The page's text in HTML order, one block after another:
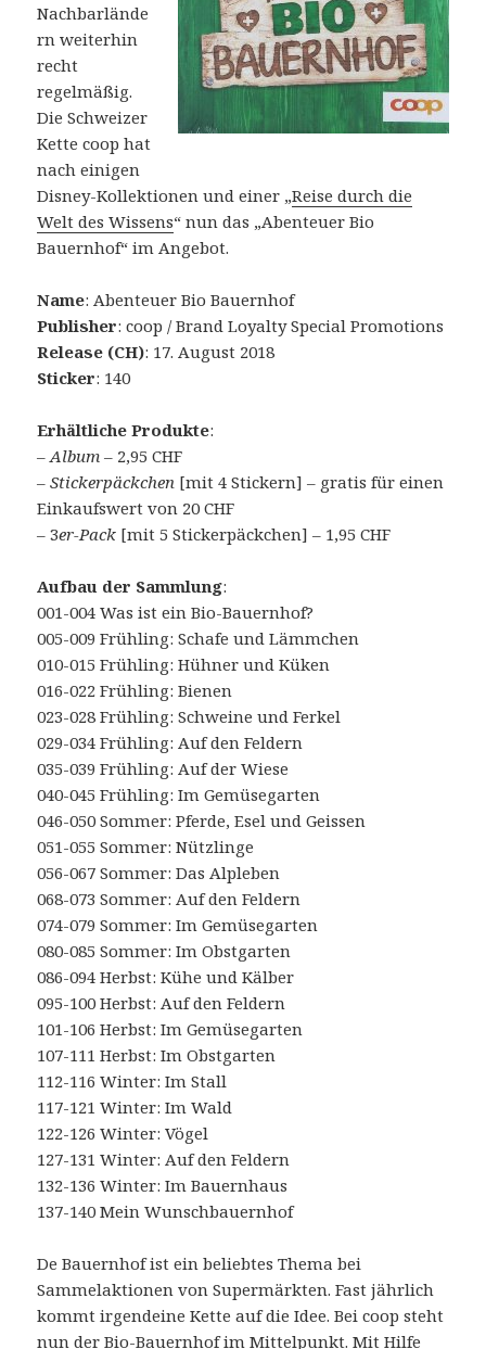
Nachbarlände
rn weiterhin
recht
regelmäßig.
Die Schweizer
Kette coop hat
nach einigen
Disney-Kollektionen und einer „Reise durch die
Welt des Wissens“ nun das „Abenteuer Bio
Bauernhof“ im Angebot.
Name: Abenteuer Bio Bauernhof
Publisher: coop / Brand Loyalty Special Promotions
Release (CH): 17. August 2018
Sticker: 140
Erhältliche Produkte:
–Album – 2,95 CHF
–Stickerpäckchen [mit 4 Stickern] – gratis für einen
Einkaufswert von 20 CHF
– 3er-Pack [mit 5 Stickerpäckchen] – 1,95 CHF
Aufbau der Sammlung:
001-004 Was ist ein Bio-Bauernhof?
005-009 Frühling: Schafe und Lämmchen
010-015 Frühling: Hühner und Küken
016-022 Frühling: Bienen
023-028 Frühling: Schweine und Ferkel
029-034 Frühling: Auf den Feldern
035-039 Frühling: Auf der Wiese
040-045 Frühling: Im Gemüsegarten
046-050 Sommer: Pferde, Esel und Geissen
051-055 Sommer: Nützlinge
056-067 Sommer: Das Alpleben
068-073 Sommer: Auf den Feldern
074-079 Sommer: Im Gemüsegarten
080-085 Sommer: Im Obstgarten
086-094 Herbst: Kühe und Kälber
095-100 Herbst: Auf den Feldern
101-106 Herbst: Im Gemüsegarten
107-111 Herbst: Im Obstgarten
112-116 Winter: Im Stall
117-121 Winter: Im Wald
122-126 Winter: Vögel
127-131 Winter: Auf den Feldern
132-136 Winter: Im Bauernhaus
137-140 Mein Wunschbauernhof
De Bauernhof ist ein beliebtes Thema bei
Sammelaktionen von Supermärkten. Fast jährlich
kommt irgendeine Kette auf die Idee. Bei coop steht
nun der Bio-Bauernhof im Mittelpunkt. Mit Hilfe